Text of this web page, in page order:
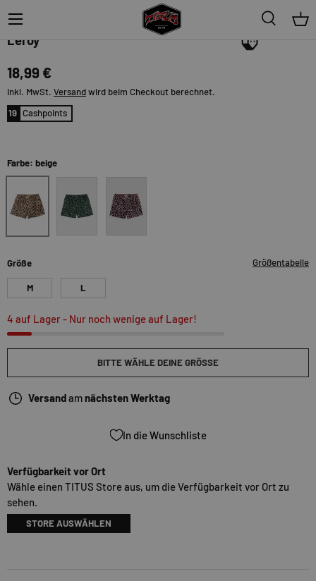
Suche
Menü
Lousy Livin
Leroy
18,99 €
inkl. MwSt. Versandwird beim Checkout berechnet.
19 Cashpoints
Farbe: beige
Größe Größentabelle
M L
4 auf Lager- Nur noch wenige auf Lager!
BITTE WÄHLE DEINE GRÖSSE
Versandamnächsten Werktag
In die Wunschliste
Verfügbarkeit vor Ort
Wähle einen TITUS Store aus, um die Verfügbarkeit vor Ort zu
sehen.
STORE AUSWÄHLEN